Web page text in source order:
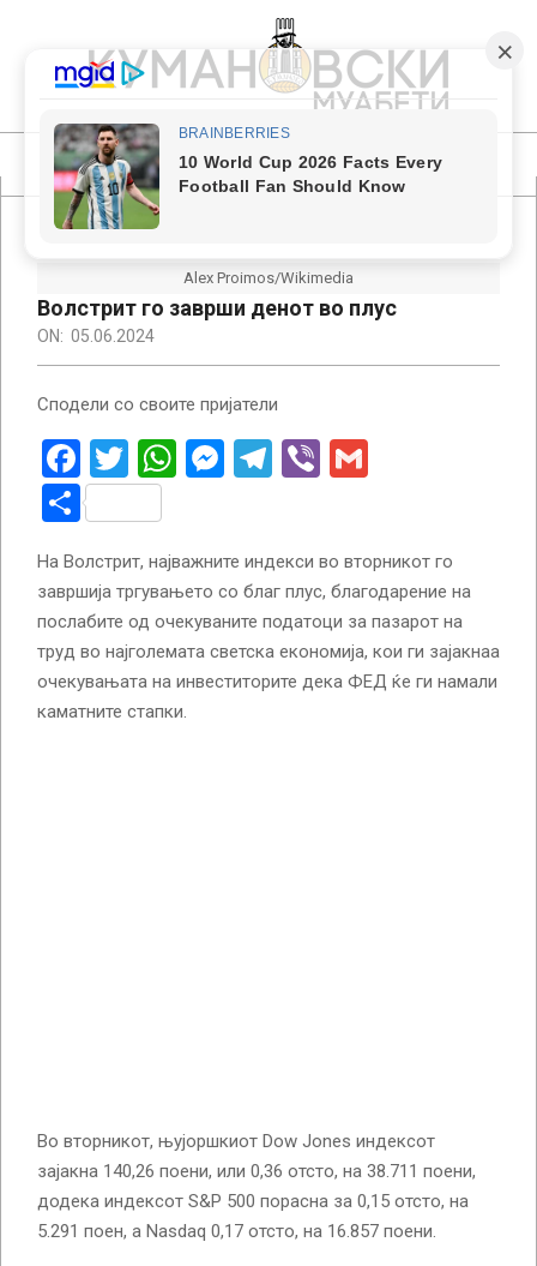
content
КУМАНОВСКИ
МУАБЕТИ
Primary
Navigation
Alex Proimos/Wikimedia
Волстрит го заврши денот во плус
ON: 05.06.2024
Сподели со своите пријатели
Facebook
Twitter
WhatsApp
Messenger
Telegram
Viber
Share
На Волстрит, најважните индекси во вторникот го
завршија тргувањето со благ плус, благодарение на
послабите од очекуваните податоци за пазарот на
труд во најголемата светска економија, кои ги зајакнаа
очекувањата на инвеститорите дека ФЕД ќе ги намали
каматните стапки.
Во вторникот, њујоршкиот Dow Jones индексот
зајакна 140,26 поени, или 0,36 отсто, на 38.711 поени,
додека индексот S&P 500 порасна за 0,15 отсто, на
5.291 поен, а Nasdaq 0,17 отсто, на 16.857 поени.